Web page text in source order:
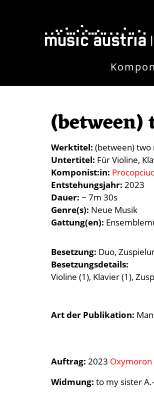
(between)
Werktitel (between) two
Untertitel Für Violine,
Komponist:in
Entstehungsjahr 2023
Dauer ~ 7m 30s
Genre(s) Neue Musik
Gattung(en)
Besetzung Duo
Besetzungsdetails
Violine (1), Klavier (1),
Art der Publikation
Auftrag: 2023
Widmung: to my sister